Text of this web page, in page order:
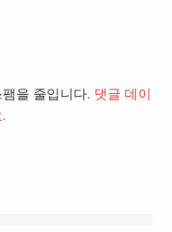
을 줄입니다. 댓글 데이